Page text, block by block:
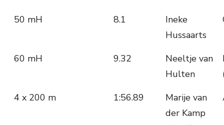
50 mH
8.1
Ineke
Hussaarts
60 mH 9.32
Neeltje van
Hulten
4 x 200 m
1:56.89
Marije van
der Kamp